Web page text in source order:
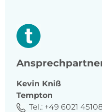
Kevin Kniß
Tempton
Tel.: +49 6021